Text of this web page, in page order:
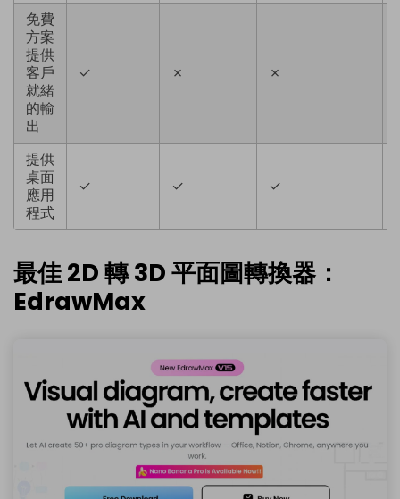
免費
方案
提供
客戶
就緒
的輸
出
✓ ✗ ✗
提供
桌面
應用
程式
✓ ✓ ✓
最佳 2D 轉 3D 平面圖轉換器：
EdrawMax